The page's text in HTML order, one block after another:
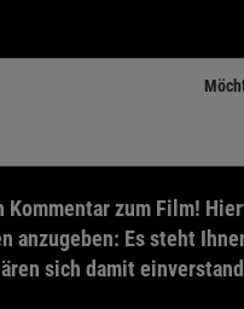
Kommentar zum Film!
anzugeben: Es steht
sich damit